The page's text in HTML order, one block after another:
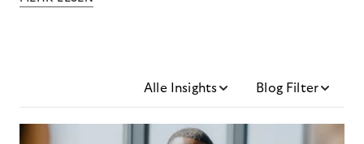
Alle Insights Blog Filter